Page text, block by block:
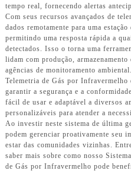
tempo real, fornecendo alertas
Com seus recursos avançados de
dados remotamente para uma
permitindo uma resposta rápida a
detectados. Isso o torna uma
lidam com produção,
agências de monitoramento
Telemetria de Gás por Infravermelho
garantir a segurança e a
fácil de usar e adaptável a diversos
personalizáveis ​​para atender a
Ao investir neste sistema de última
podem gerenciar proativamente seu
estar das comunidades vizinhas.
saber mais sobre como nosso
de Gás por Infravermelho pode